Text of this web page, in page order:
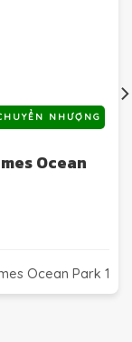
NHƯỢNG
Ocean
Ocean Park 1